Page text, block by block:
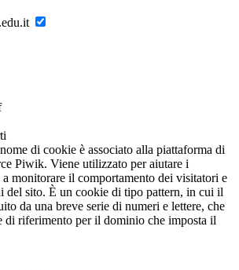
di cookie è associato alla piattaforma di
Piwik. Viene utilizzato per aiutare i
monitorare il comportamento dei visitatori e
del sito. È un cookie di tipo pattern, in cui il
da una breve serie di numeri e lettere, che
di riferimento per il dominio che imposta il